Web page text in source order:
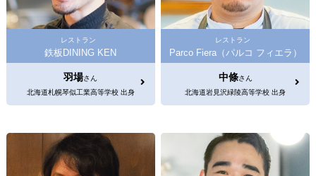
レストラン
鉄板DINING KEN
羽場さん
北海道札幌琴似工業高等学校 出身
レストラン
Parco Fiera（パルコ フィエラ）
中條さん
北海道岩見沢緑陵高等学校 出身